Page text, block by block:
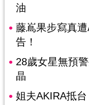
油
藤嶌果步寫真
告！
28歲女星無預
晶
姐夫AKIRA抵